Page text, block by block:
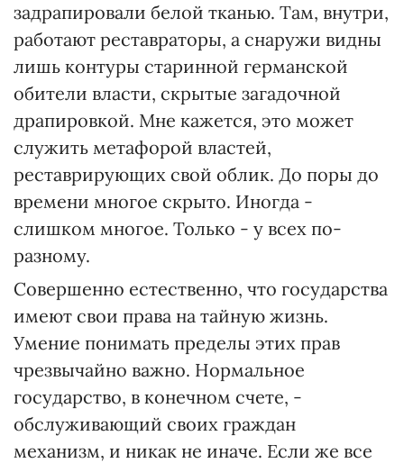
задрапировали белой тканью. Там, внутри,
работают реставраторы, а снаружи видны
лишь контуры старинной германской
обители власти, скрытые загадочной
драпировкой. Мне кажется, это может
служить метафорой властей,
реставрирующих свой облик. До поры до
времени многое скрыто. Иногда -
слишком многое. Только - у всех по-
разному.
Совершенно естественно, что государства
имеют свои права на тайную жизнь.
Умение понимать пределы этих прав
чрезвычайно важно. Нормальное
государство, в конечном счете, -
обслуживающий своих граждан
механизм, и никак не иначе. Если же все